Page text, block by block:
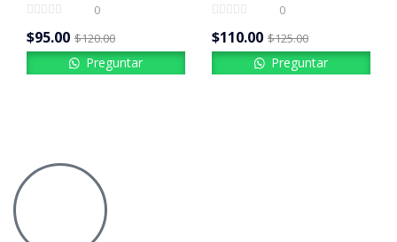
0
$95.00 $120.00
Preguntar
0
$110.00 $125.00
Preguntar